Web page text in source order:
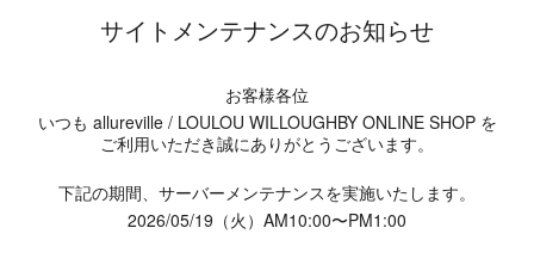
サイトメンテナンスのお知らせ
お客様各位
いつも allureville / LOULOU WILLOUGHBY ONLINE SHOP を
ご利用いただき誠にありがとうございます。
下記の期間、サーバーメンテナンスを実施いたします。
2026/05/19（火）AM10:00〜PM1:00